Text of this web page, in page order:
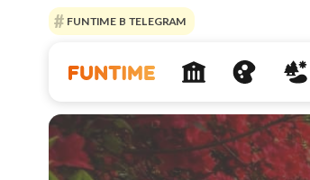
FUNTIME В TELEGRAM